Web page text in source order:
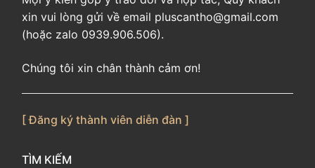
xin vui lòng gửi về email pluscantho@gmail.com
(hoặc zalo 0939.906.506).
Chúng tôi xin chân thành cảm ơn!
[ Đăng ký thành viên diễn đàn ]
TÌM KIẾM